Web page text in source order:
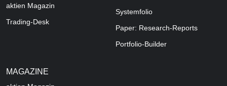
aktien Magazin
Trading-Desk
Systemfolio
Paper: Research-Reports
Portfolio-Builder
MAGAZINE